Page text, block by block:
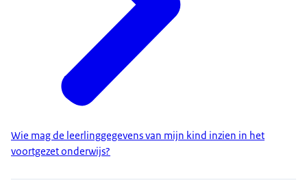
Wie mag de leerlinggegevens van mijn kind inzien in het
voortgezet onderwijs?